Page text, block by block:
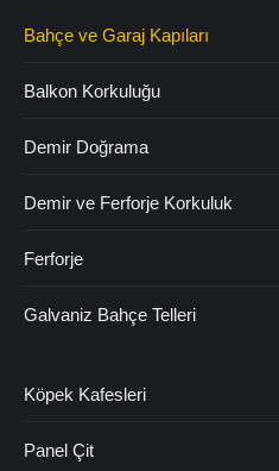
Bahçe ve Garaj Kapıları
Balkon Korkuluğu
Demir Doğrama
Demir ve Ferforje Korkuluk
Ferforje
Galvaniz Bahçe Telleri
Köpek Kafesleri
Panel Çit